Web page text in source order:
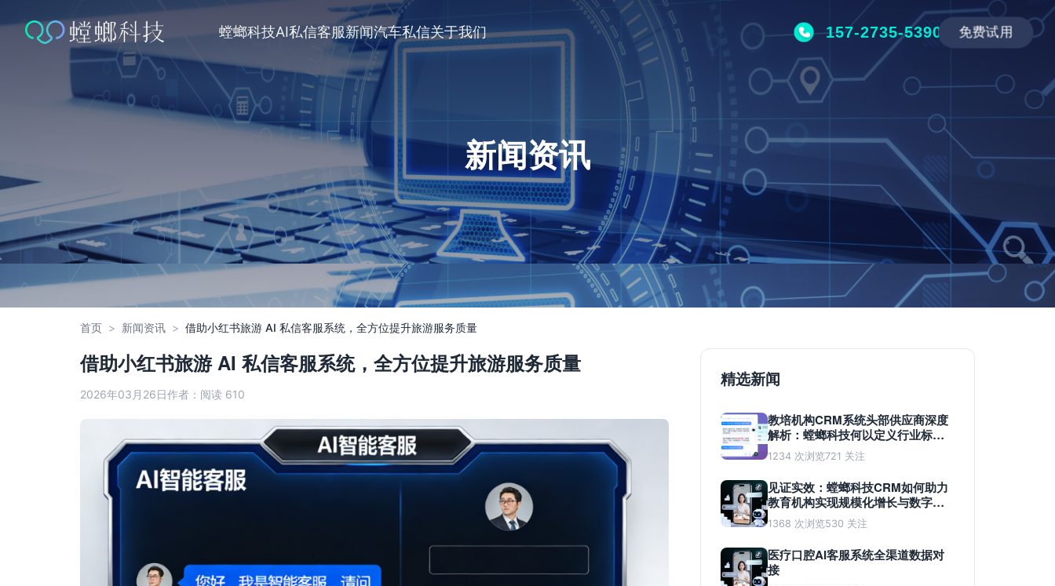
转
螳螂科技AI私信客服新闻汽车私信关于我们 157-2735-5390 免费试用
新闻资讯
首页 > 新闻资讯 > 借助小红书旅游 AI 私信客服系统，全方位提升旅游服务质量
借助小红书旅游 AI 私信客服系统，全方位提升旅游服务质量
2026年03月26日作者： 阅读 610
精选新闻
教培机构CRM系统头部供应商深度
解析：螳螂科技何以定义行业标
准？
1234 次浏览721 关注
见证实效：螳螂科技CRM如何助力
教育机构实现规模化增长与数字化
蜕变
1368 次浏览530 关注
医疗口腔AI客服系统全渠道数据对
接